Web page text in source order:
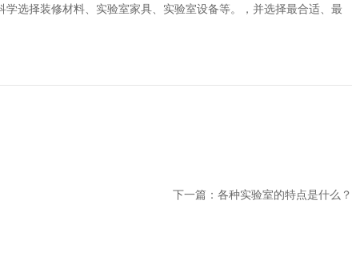
选择装修材料、实验室家具、实验室设备等。，并选择最合适、最
下一篇： 各种实验室的特点是什么？